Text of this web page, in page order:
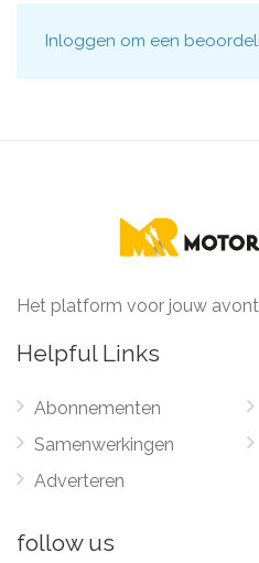
Inloggen om een
Het platform voor jouw
Helpful Links
Abonnementen
Samenwerkingen
Adverteren
follow us